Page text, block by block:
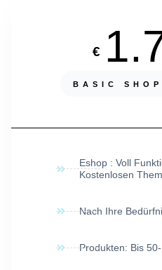
€
BASIC
Eshop : Voll
Kostenlosen
Nach Ihre
Produkten: Bis